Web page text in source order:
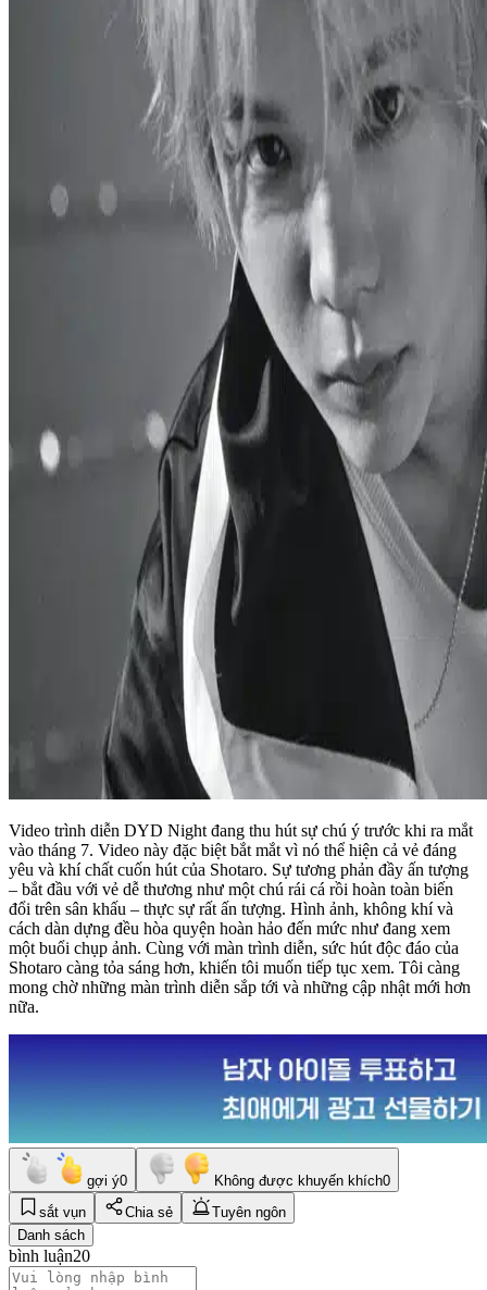
Video trình diễn DYD Night đang thu hút sự chú ý trước khi ra mắt
vào tháng 7. Video này đặc biệt bắt mắt vì nó thể hiện cả vẻ đáng
yêu và khí chất cuốn hút của Shotaro. Sự tương phản đầy ấn tượng
– bắt đầu với vẻ dễ thương như một chú rái cá rồi hoàn toàn biến
đổi trên sân khấu – thực sự rất ấn tượng. Hình ảnh, không khí và
cách dàn dựng đều hòa quyện hoàn hảo đến mức như đang xem
một buổi chụp ảnh. Cùng với màn trình diễn, sức hút độc đáo của
Shotaro càng tỏa sáng hơn, khiến tôi muốn tiếp tục xem. Tôi càng
mong chờ những màn trình diễn sắp tới và những cập nhật mới hơn
nữa.
gợi ý0 Không được khuyến khích0
sắt vụn
Chia sẻ
Tuyên ngôn
Danh sách
bình luận20